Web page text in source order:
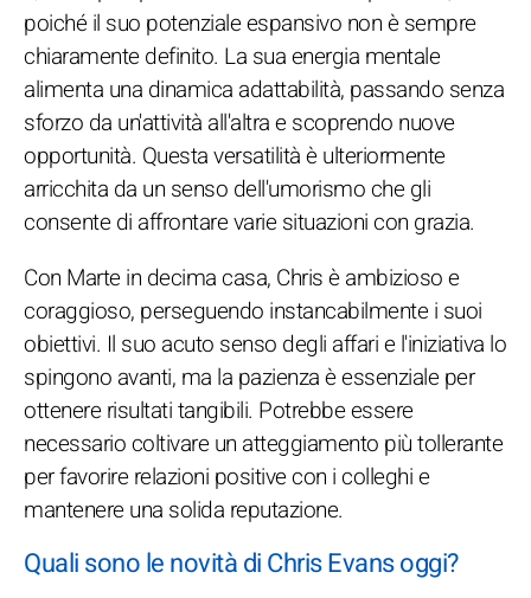
poiché il suo potenziale espansivo non è sempre
chiaramente definito. La sua energia mentale
alimenta una dinamica adattabilità, passando senza
sforzo da un'attività all'altra e scoprendo nuove
opportunità. Questa versatilità è ulteriormente
arricchita da un senso dell'umorismo che gli
consente di affrontare varie situazioni con grazia.
Con Marte in decima casa, Chris è ambizioso e
coraggioso, perseguendo instancabilmente i suoi
obiettivi. Il suo acuto senso degli affari e l'iniziativa lo
spingono avanti, ma la pazienza è essenziale per
ottenere risultati tangibili. Potrebbe essere
necessario coltivare un atteggiamento più tollerante
per favorire relazioni positive con i colleghi e
mantenere una solida reputazione.
Quali sono le novità di Chris Evans oggi?